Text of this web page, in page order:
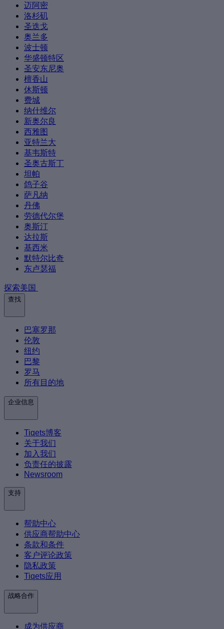
迈阿密
洛杉矶
圣迭戈
奥兰多
波士顿
华盛顿特区
圣安东尼奥
檀香山
休斯顿
费城
纳什维尔
新奥尔良
西雅图
亚特兰大
基韦斯特
圣奥古斯丁
坦帕
鸽子谷
萨凡纳
丹佛
劳德代尔堡
奥斯汀
达拉斯
基西米
默特尔比奇
东卢瑟福
探索美国
查找
巴塞罗那
伦敦
纽约
巴黎
罗马
所有目的地
企业信息
Tiqets博客
关于我们
加入我们
负责任的披露
Newsroom
支持
帮助中心
供应商帮助中心
条款和条件
客户评论政策
隐私政策
Tiqets应用
战略合作
成为供应商